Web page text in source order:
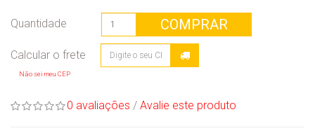
Quantidade COMPRAR
Não sei meu CEP
0 avaliações / Avalie este produto